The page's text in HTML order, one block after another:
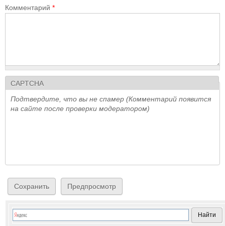
Комментарий *
CAPTCHA
Подтвердите, что вы не спамер (Комментарий появится
на сайте после проверки модератором)